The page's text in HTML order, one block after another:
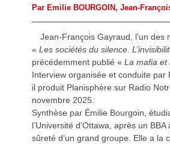
Par Emilie BOURGOIN, Jean-
Jean-François Gayraud, l’un
« Les sociétés du silence.
précédemment publié « La mafia et
Interview organisée et conduite
il produit Planisphère sur Radio
novembre 2025.
Synthèse par Émilie Bourgoin,
l’Université d’Ottawa, après un
sûreté d’un grand groupe. Elle a la